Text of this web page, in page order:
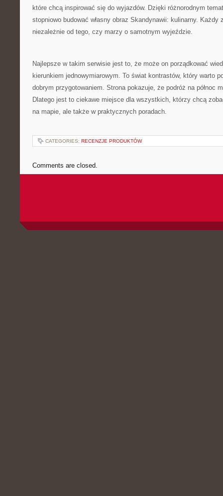
które chcą inspirować się do wyjazdów. Dzięki różnorodnym
stopniowo budować własny obraz Skandynawii: kulinarny.
niezależnie od tego, czy marzy o samotnym wyjeździe.
Najlepsze w takim serwisie jest to, że może on porządkować
kierunkiem jednowymiarowym. To świat kontrastów, który warto
dobrym przygotowaniem. Strona pokazuje, że podróż na północ
Dlatego jest to ciekawe miejsce dla wszystkich, którzy chcą
na mapie, ale także w praktycznych poradach.
CATEGORIES: RECENZJE PRODUKTÓW
Comments are closed.